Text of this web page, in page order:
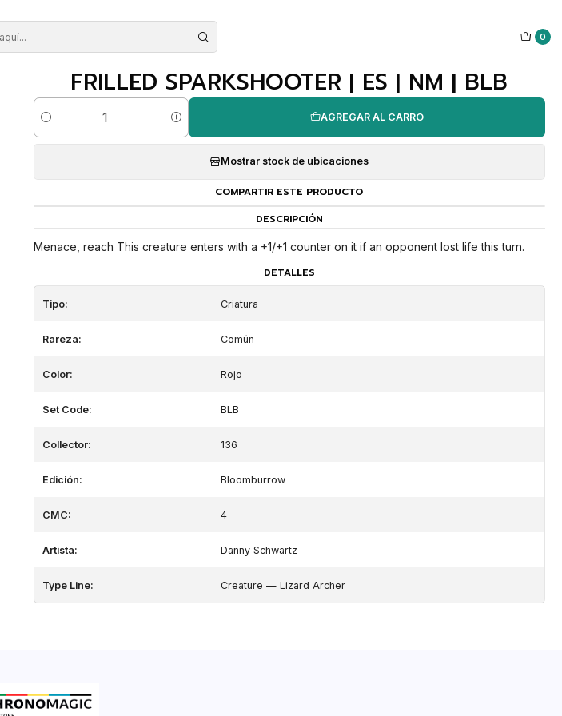
0
FRILLED SPARKSHOOTER | ES | NM | BLB
Cantidad
AGREGAR AL CARRO
Mostrar stock de ubicaciones
COMPARTIR ESTE PRODUCTO
DESCRIPCIÓN
Menace, reach This creature enters with a +1/+1 counter on it if an opponent lost life this turn.
DETALLES
Tipo: Criatura
Rareza: Común
Color: Rojo
Set Code: BLB
Collector: 136
Edición: Bloomburrow
CMC: 4
Artista: Danny Schwartz
Type Line: Creature — Lizard Archer